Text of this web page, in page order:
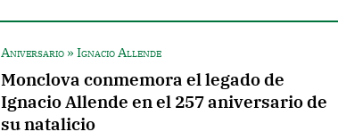
Aniversario » Ignacio Allende
Monclova conmemora el legado de
Ignacio Allende en el 257 aniversario de
su natalicio